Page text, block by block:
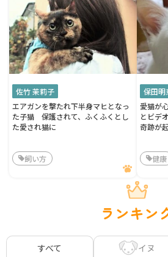
佐竹 茉莉子
エアガンを撃たれ下半身マヒとなっ
た子猫 保護されて、ふくふくとし
た愛され猫に
飼い方
保田明
愛猫が
とビデ
奇跡が
健康
ランキン
すべて イヌ